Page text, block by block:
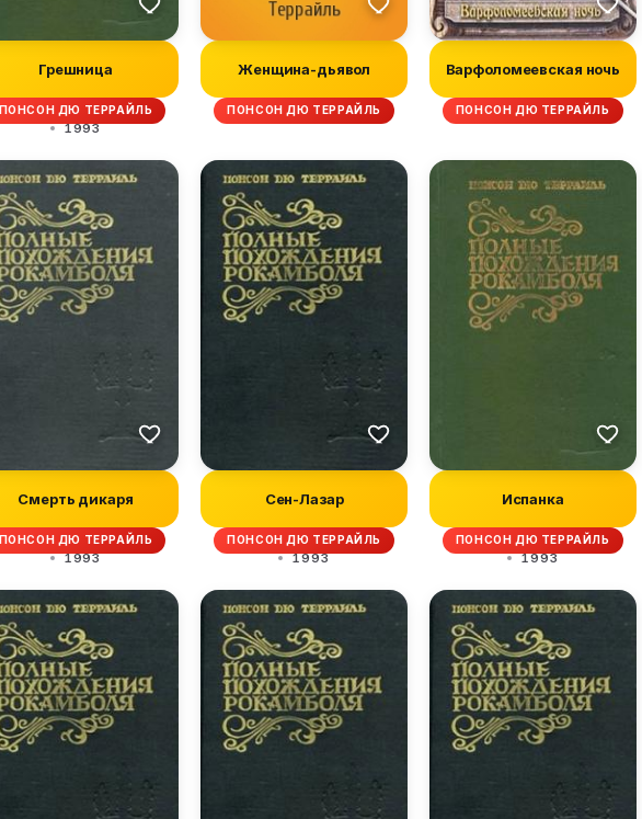
Грешница
ПОНСОН ДЮ ТЕРРАЙЛЬ
1993
Женщина-дьявол
ПОНСОН ДЮ ТЕРРАЙЛЬ
Варфоломеевская ночь
ПОНСОН ДЮ ТЕРРАЙЛЬ
Смерть дикаря
ПОНСОН ДЮ ТЕРРАЙЛЬ
1993
Сен-Лазар
ПОНСОН ДЮ ТЕРРАЙЛЬ
1993
Испанка
ПОНСОН ДЮ ТЕРРАЙЛЬ
1993